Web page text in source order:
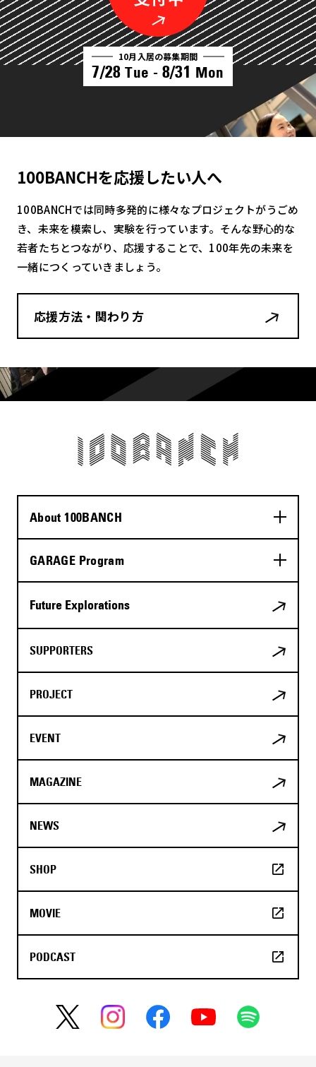
10月入居の募集期間
7/28 Tue - 8/31 Mon
100BANCHを応援したい人へ
100BANCHでは同時多発的に様々なプロジェクトがうごめ
き、未来を模索し、実験を行っています。そんな野心的な
若者たちとつながり、応援することで、100年先の未来を
一緒につくっていきましょう。
応援方法・関わり方
About 100BANCH
GARAGE Program
Future Explorations
SUPPORTERS
PROJECT
EVENT
MAGAZINE
NEWS
SHOP
MOVIE
PODCAST